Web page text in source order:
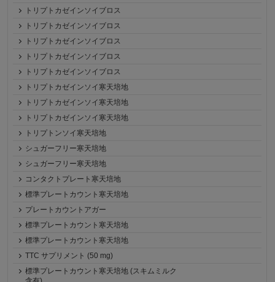
トリプトカゼインソイブロス
トリプトカゼインソイブロス
トリプトカゼインソイブロス
トリプトカゼインソイブロス
トリプトカゼインソイブロス
トリプトカゼインソイ寒天培地
トリプトカゼインソイ寒天培地
トリプトカゼインソイ寒天培地
トリプトンソイ寒天培地
シュガーフリー寒天培地
シュガーフリー寒天培地
コンタクトプレート寒天培地
標準プレートカウント寒天培地
プレートカウントアガー
標準プレートカウント寒天培地
標準プレートカウント寒天培地
TTC サプリメント (50 mg)
標準プレートカウント寒天培地 (スキムミルク